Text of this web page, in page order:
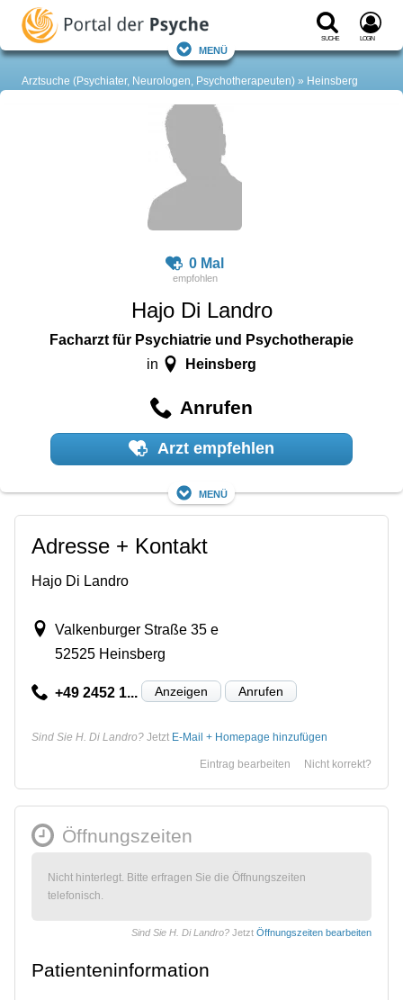
Suche Login
Menü
Arztsuche (Psychiater, Neurologen, Psychotherapeuten) Heinsberg
0 Mal
Hajo Di Landro
Facharzt für Psychiatrie und Psychotherapie
in Heinsberg
Anrufen
Arzt empfehlen
Menü
Adresse + Kontakt
Hajo Di Landro
Valkenburger Straße 35 e
52525 Heinsberg
+49 2452 1... Anzeigen Anrufen
Sind Sie H. Di Landro? Jetzt E-Mail + Homepage hinzufügen
Nicht korrekt?
Eintrag bearbeiten
Öffnungszeiten
Nicht hinterlegt. Bitte erfragen Sie die Öffnungszeiten
telefonisch.
Sind Sie H. Di Landro? Jetzt Öffnungszeiten bearbeiten
Patienteninformation